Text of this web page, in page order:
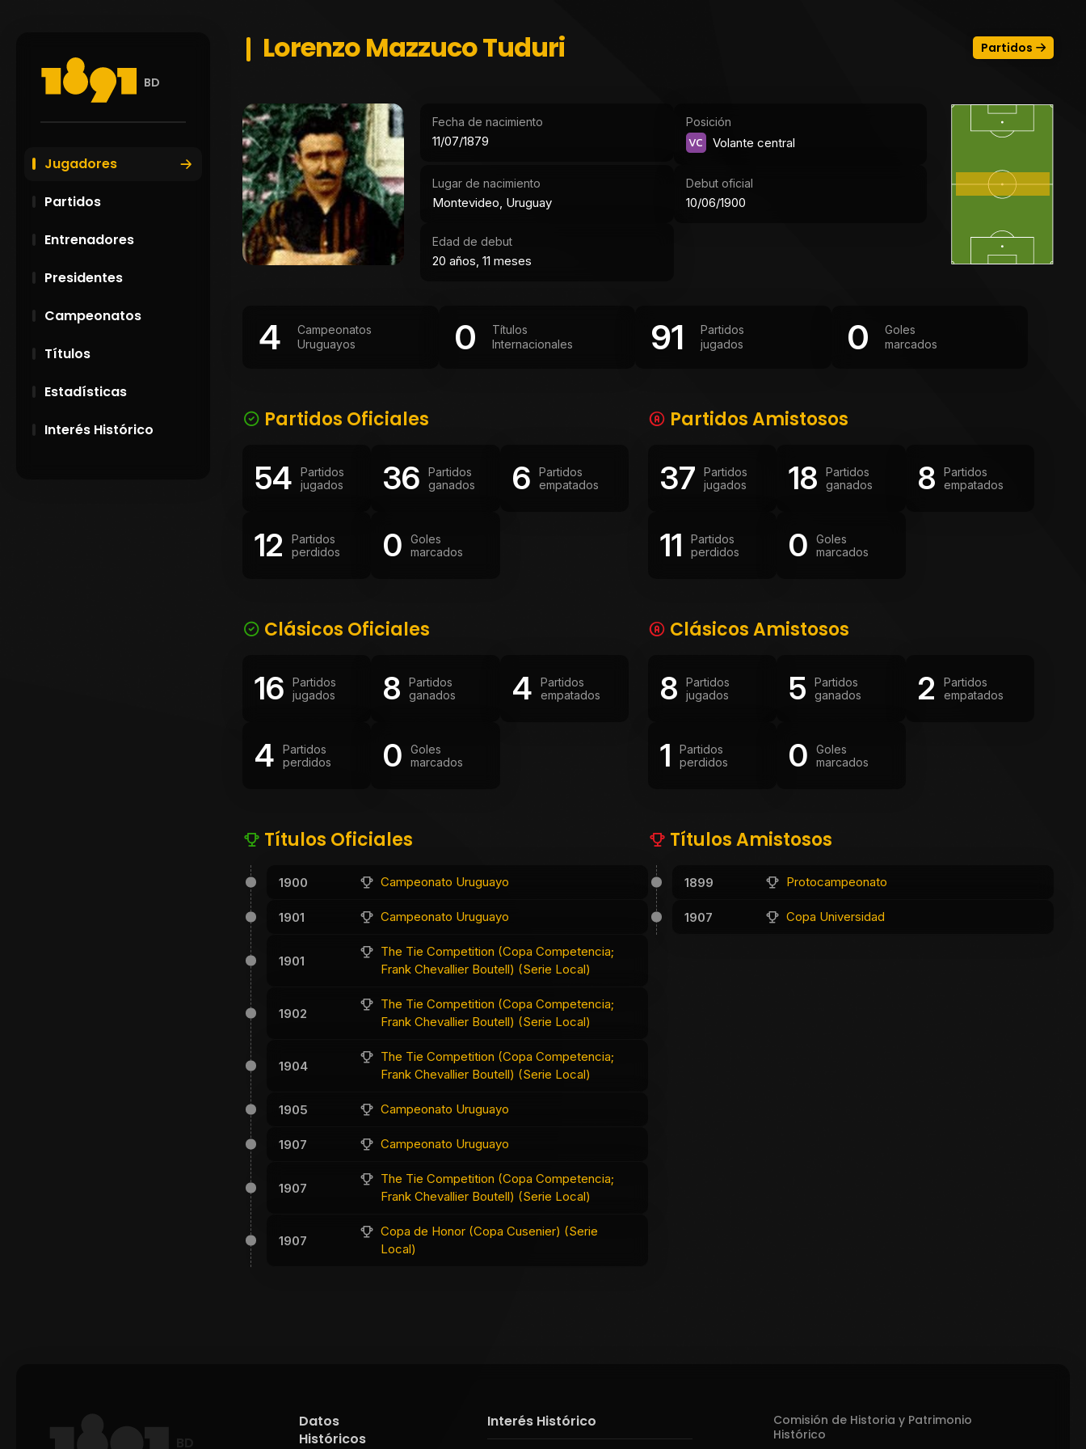
BD
Jugadores
Partidos
Entrenadores
Presidentes
Campeonatos
Títulos
Estadísticas
Interés Histórico
Lorenzo Mazzuco Tuduri Partidos
Fecha de nacimiento
11/07/1879
Posición
VC Volante central
Lugar de nacimiento
Montevideo, Uruguay
Debut oficial
10/06/1900
Edad de debut
20 años, 11 meses
4
Campeonatos
Uruguayos
0
Títulos
Internacionales
91
Partidos
jugados
0
Goles
marcados
Partidos Oficiales
54
Partidos
jugados
36
Partidos
ganados
6
Partidos
empatados
12
Partidos
perdidos
0
Goles
marcados
Partidos Amistosos
37
Partidos
jugados
18
Partidos
ganados
8
Partidos
empatados
11
Partidos
perdidos
0
Goles
marcados
Clásicos Oficiales
16
Partidos
jugados
8
Partidos
ganados
4
Partidos
empatados
4
Partidos
perdidos
0
Goles
marcados
Clásicos Amistosos
8
Partidos
jugados
5
Partidos
ganados
2
Partidos
empatados
1
Partidos
perdidos
0
Goles
marcados
Títulos Oficiales
1900 Campeonato Uruguayo
1901 Campeonato Uruguayo
1901
The Tie Competition (Copa Competencia;
Frank Chevallier Boutell) (Serie Local)
1902
The Tie Competition (Copa Competencia;
Frank Chevallier Boutell) (Serie Local)
1904
The Tie Competition (Copa Competencia;
Frank Chevallier Boutell) (Serie Local)
1905 Campeonato Uruguayo
1907 Campeonato Uruguayo
1907
The Tie Competition (Copa Competencia;
Frank Chevallier Boutell) (Serie Local)
1907
Copa de Honor (Copa Cusenier) (Serie
Local)
Títulos Amistosos
1899 Protocampeonato
1907 Copa Universidad
BD
Datos
Históricos
Interés Histórico
Comisión de Historia y Patrimonio
Histórico